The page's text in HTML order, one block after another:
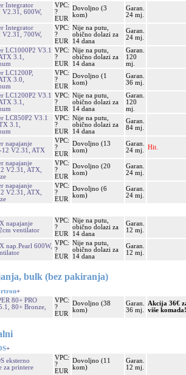
Integrator
V2.31, 600W,
VPC:
?
EUR
Dovoljno (3
kom)
Garan.
24 mj.
Integrator
V2.31, 700W,
VPC:
?
EUR
Nije na putu,
obično dolazi za
14 dana
Garan.
24 mj.
LC1000P2 V3.1
3.1,
VPC:
?
EUR
Nije na putu,
obično dolazi za
14 dana
Garan.
120
mj.
LC1200P,
3.0,
VPC:
?
EUR
Dovoljno (1
kom)
Garan.
36 mj.
LC1200P2 V3.1
3.1,
VPC:
?
EUR
Nije na putu,
obično dolazi za
14 dana
Garan.
120
mj.
LC850P2 V3.1
3.1,
VPC:
?
EUR
Nije na putu,
obično dolazi za
14 dana
Garan.
84 mj.
napajanje
12 V2.31, ATX
VPC:
?
EUR
Dovoljno (13
kom)
Garan.
24 mj.
Hit.
napajanje
V2.31, ATX,
VPC:
?
EUR
Dovoljno (20
kom)
Garan.
24 mj.
napajanje
V2.31, ATX,
VPC:
?
EUR
Dovoljno (6
kom)
Garan.
24 mj.
napajanje
ventilator
VPC:
?
EUR
Nije na putu,
obično dolazi za
14 dana
Garan.
12 mj.
nap.Pearl 600W, VPC:
?
EUR
Nije na putu,
obično dolazi za
14 dana
Garan.
12 mj.
bulk (bez pakiranja)
+
80+ PRO
80+ Bronze,
VPC:
?
EUR
Dovoljno (38
kom)
Garan.
36 mj.
Akcija 36€
više komada!
+
eksterno
za printere
VPC:
?
EUR
Dovoljno (11
kom)
Garan.
12 mj.